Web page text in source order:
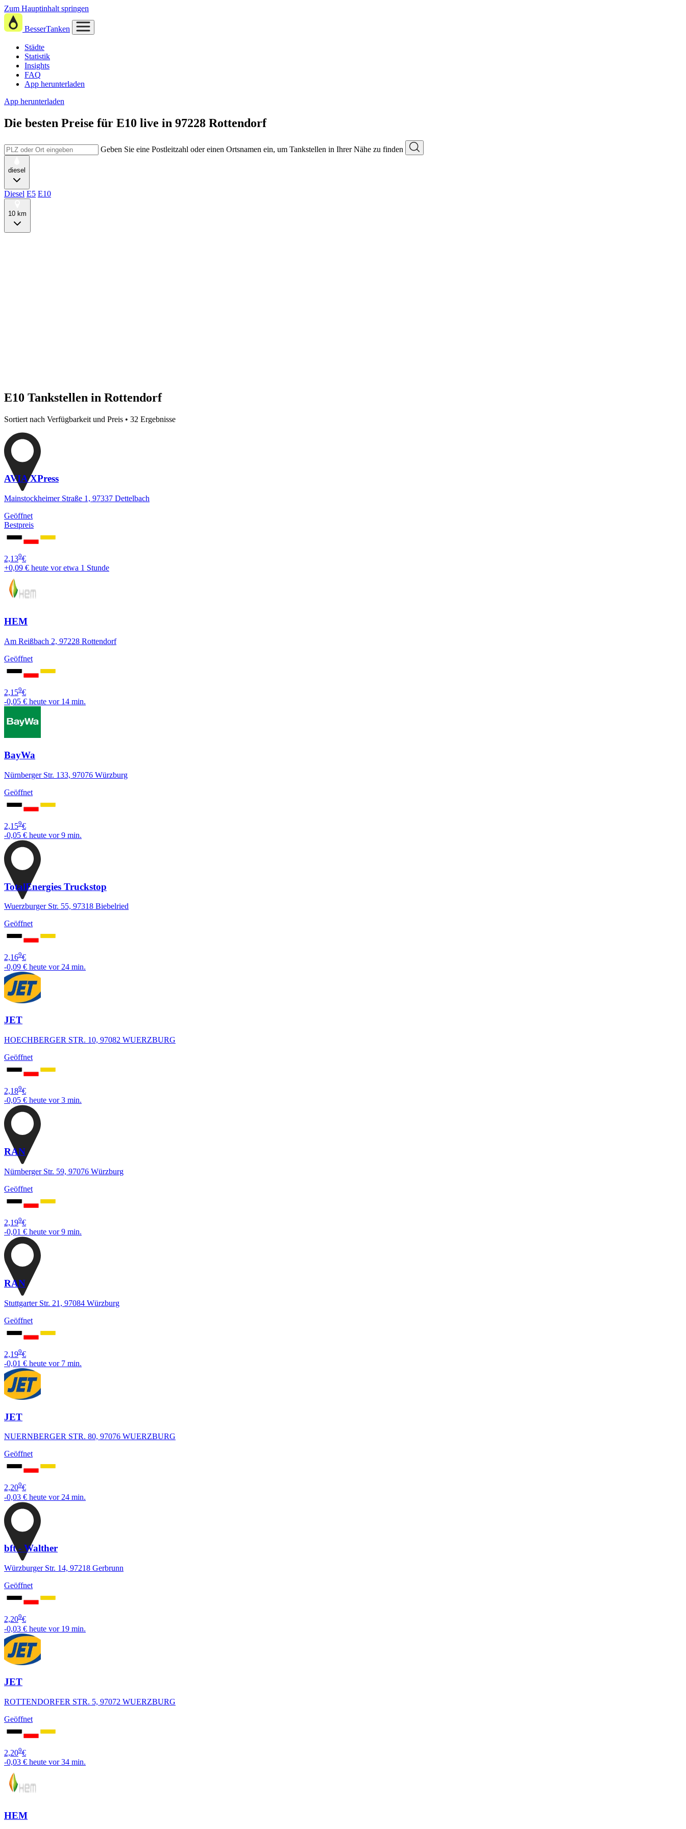
Zum Hauptinhalt springen
BesserTanken
Städte
Statistik
Insights
FAQ
App herunterladen
App herunterladen
Die besten Preise für E10 live in 97228 Rottendorf
Geben Sie eine Postleitzahl oder einen Ortsnamen ein, um Tankstellen in Ihrer Nähe zu finden
diesel
Diesel E5 E10
10 km
E10 Tankstellen in Rottendorf
Sortiert nach Verfügbarkeit und Preis • 32 Ergebnisse
AVIA XPress
Mainstockheimer Straße 1, 97337 Dettelbach
Geöffnet
Bestpreis
2,139€
+0,09 € heute vor etwa 1 Stunde
HEM
Am Reißbach 2, 97228 Rottendorf
Geöffnet
2,159€
-0,05 € heute vor 14 min.
BayWa
Nürnberger Str. 133, 97076 Würzburg
Geöffnet
2,159€
-0,05 € heute vor 9 min.
TotalEnergies Truckstop
Wuerzburger Str. 55, 97318 Biebelried
Geöffnet
2,169€
-0,09 € heute vor 24 min.
JET
HOECHBERGER STR. 10, 97082 WUERZBURG
Geöffnet
2,189€
-0,05 € heute vor 3 min.
RAN
Nürnberger Str. 59, 97076 Würzburg
Geöffnet
2,199€
-0,01 € heute vor 9 min.
RAN
Stuttgarter Str. 21, 97084 Würzburg
Geöffnet
2,199€
-0,01 € heute vor 7 min.
JET
NUERNBERGER STR. 80, 97076 WUERZBURG
Geöffnet
2,209€
-0,03 € heute vor 24 min.
bft - Walther
Würzburger Str. 14, 97218 Gerbrunn
Geöffnet
2,209€
-0,03 € heute vor 19 min.
JET
ROTTENDORFER STR. 5, 97072 WUERZBURG
Geöffnet
2,209€
-0,03 € heute vor 34 min.
HEM